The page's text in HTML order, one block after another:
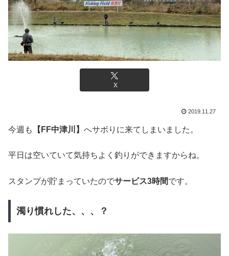
X
2019.11.27
今週も 【FF中津川】 へサボりに来てしまいました。
平日は空いていて気持ちよく釣りができますからね。
スタンプが貯まっていたのでサービス3時間です。
濁り慣れした、、、？